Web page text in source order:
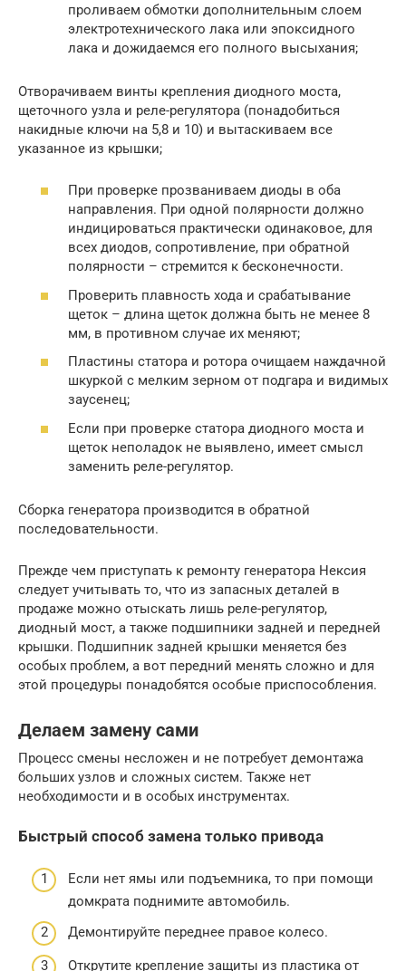
проливаем обмотки дополнительным слоем
электротехнического лака или эпоксидного
лака и дожидаемся его полного высыхания;
Отворачиваем винты крепления диодного моста,
щеточного узла и реле-регулятора (понадобиться
накидные ключи на 5,8 и 10) и вытаскиваем все
указанное из крышки;
При проверке прозваниваем диоды в оба
направления. При одной полярности должно
индицироваться практически одинаковое, для
всех диодов, сопротивление, при обратной
полярности – стремится к бесконечности.
Проверить плавность хода и срабатывание
щеток – длина щеток должна быть не менее 8
мм, в противном случае их меняют;
Пластины статора и ротора очищаем наждачной
шкуркой с мелким зерном от подгара и видимых
заусенец;
Если при проверке статора диодного моста и
щеток неполадок не выявлено, имеет смысл
заменить реле-регулятор.
Сборка генератора производится в обратной
последовательности.
Прежде чем приступать к ремонту генератора Нексия
следует учитывать то, что из запасных деталей в
продаже можно отыскать лишь реле-регулятор,
диодный мост, а также подшипники задней и передней
крышки. Подшипник задней крышки меняется без
особых проблем, а вот передний менять сложно и для
этой процедуры понадобятся особые приспособления.
Делаем замену сами
Процесс смены несложен и не потребует демонтажа
больших узлов и сложных систем. Также нет
необходимости и в особых инструментах.
Быстрый способ замена только привода
Если нет ямы или подъемника, то при помощи
домкрата поднимите автомобиль.
Демонтируйте переднее правое колесо.
Открутите крепление защиты из пластика от